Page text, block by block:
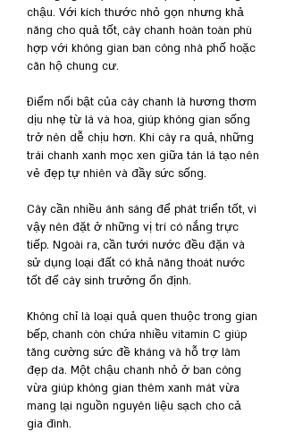
chậu. Với kích thước nhỏ gọn nhưng khả
năng cho quả tốt, cây chanh hoàn toàn phù
hợp với không gian ban công nhà phố hoặc
căn hộ chung cư.
Điểm nổi bật của cây chanh là hương thơm
dịu nhẹ từ lá và hoa, giúp không gian sống
trở nên dễ chịu hơn. Khi cây ra quả, những
trái chanh xanh mọc xen giữa tán lá tạo nên
vẻ đẹp tự nhiên và đầy sức sống.
Cây cần nhiều ánh sáng để phát triển tốt, vì
vậy nên đặt ở những vị trí có nắng trực
tiếp. Ngoài ra, cần tưới nước đều đặn và
sử dụng loại đất có khả năng thoát nước
tốt để cây sinh trưởng ổn định.
Không chỉ là loại quả quen thuộc trong gian
bếp, chanh còn chứa nhiều vitamin C giúp
tăng cường sức đề kháng và hỗ trợ làm
đẹp da. Một chậu chanh nhỏ ở ban công
vừa giúp không gian thêm xanh mát vừa
mang lại nguồn nguyên liệu sạch cho cả
gia đình.